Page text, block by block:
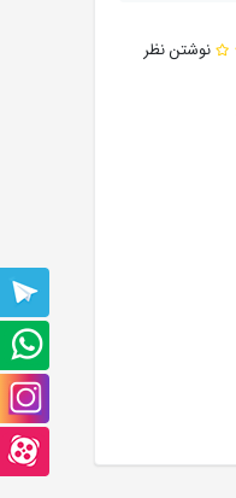
نوشتن نظر
پشتیبانی
تلگرام
پشتیبانی
واتس
آپ
صفحه
اینستاگرام
صفحه